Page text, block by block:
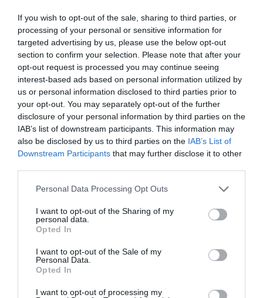
If you wish to opt-out of the sale, sharing to third parties, or
processing of your personal or sensitive information for
targeted advertising by us, please use the below opt-out
section to confirm your selection. Please note that after your
opt-out request is processed you may continue seeing
interest-based ads based on personal information utilized by
us or personal information disclosed to third parties prior to
your opt-out. You may separately opt-out of the further
disclosure of your personal information by third parties on the
IAB’s list of downstream participants. This information may
also be disclosed by us to third parties on the IAB’s List of
Downstream Participants that may further disclose it to other
Personal Data Processing Opt Outs
I want to opt-out of the Sharing of my
personal data.
Opted In
I want to opt-out of the Sale of my
Personal Data.
Opted In
I want to opt-out of processing my
Λύκειο των Ελληνίδων Ραφήνας.ΠΑΡΑΔΟΣΙΑΚΟ ΚΟΣΜΗΜΑ